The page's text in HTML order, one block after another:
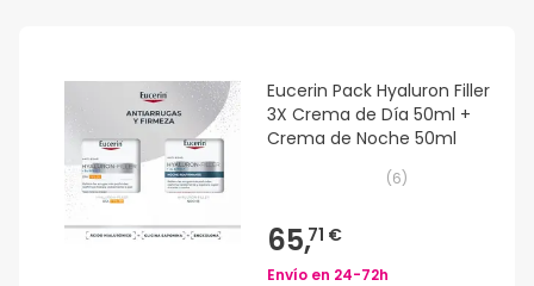
Eucerin Pack Hyaluron Filler
3X Crema de Día 50ml +
Crema de Noche 50ml
(6)
65,71 €
Envío en 24-72h